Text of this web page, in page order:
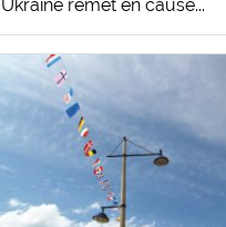
Ukraine remet en cause...